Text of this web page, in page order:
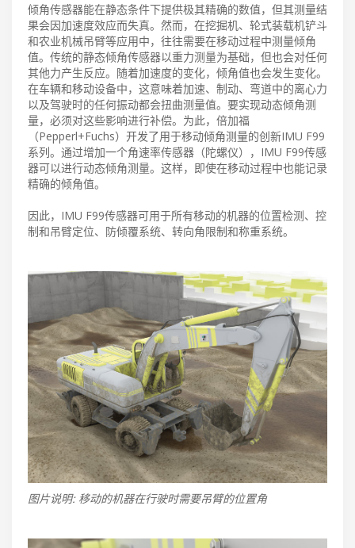
倾角传感器能在静态条件下提供极其精确的数值，但其测量结
果会因加速度效应而失真。然而，在挖掘机、轮式装载机铲斗
和农业机械吊臂等应用中，往往需要在移动过程中测量倾角
值。传统的静态倾角传感器以重力测量为基础，但也会对任何
其他力产生反应。随着加速度的变化，倾角值也会发生变化。
在车辆和移动设备中，这意味着加速、制动、弯道中的离心力
以及驾驶时的任何振动都会扭曲测量值。要实现动态倾角测
量，必须对这些影响进行补偿。为此，倍加福
（Pepperl+Fuchs）开发了用于移动倾角测量的创新IMU F99
系列。通过增加一个角速率传感器（陀螺仪），IMU F99传感
器可以进行动态倾角测量。这样，即使在移动过程中也能记录
精确的倾角值。
因此，IMU F99传感器可用于所有移动的机器的位置检测、控
制和吊臂定位、防倾覆系统、转向角限制和称重系统。
图片说明: 移动的机器在行驶时需要吊臂的位置角